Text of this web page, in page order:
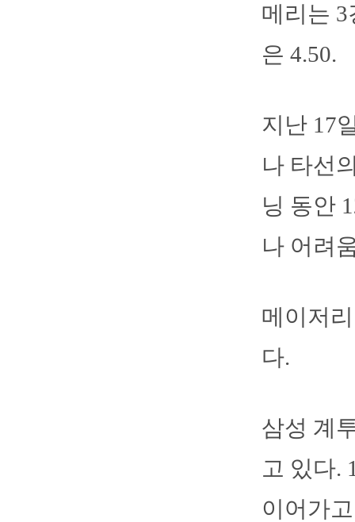
메리는
은 4.50.
지난 17
나 타선
닝 동안
나 어려
메이저
다.
삼성 계
고 있다.
이어가